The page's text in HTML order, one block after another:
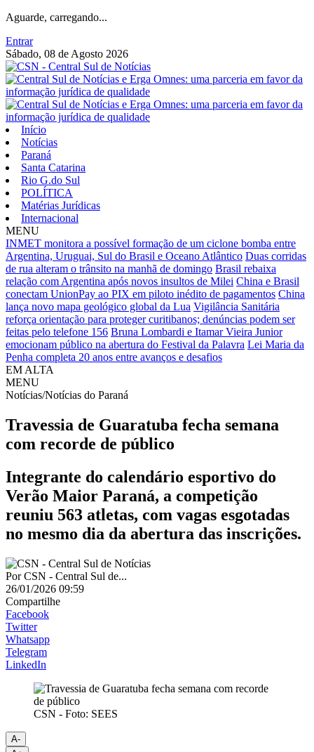
Aguarde, carregando...
Entrar
Sábado, 08 de Agosto 2026
Início
Notícias
Paraná
Santa Catarina
Rio G.do Sul
POLÍTICA
Matérias Jurídicas
Internacional
MENU
INMET monitora a possível formação de um ciclone bomba entre
Argentina, Uruguai, Sul do Brasil e Oceano Atlântico Duas corridas
de rua alteram o trânsito na manhã de domingo Brasil rebaixa
relação com Argentina após novos insultos de Milei China e Brasil
conectam UnionPay ao PIX em piloto inédito de pagamentos China
lança novo mapa geológico global da Lua Vigilância Sanitária
reforça orientação para proteger curitibanos; denúncias podem ser
feitas pelo telefone 156 Bruna Lombardi e Itamar Vieira Junior
emocionam público na abertura do Festival da Palavra Lei Maria da
Penha completa 20 anos entre avanços e desafios
EM ALTA
MENU
Notícias/Notícias do Paraná
Travessia de Guaratuba fecha semana
com recorde de público
Integrante do calendário esportivo do
Verão Maior Paraná, a competição
reuniu 563 atletas, com vagas esgotadas
no mesmo dia da abertura das inscrições.
PorCSN - Central Sul de...
26/01/2026 09:59
Compartilhe
Facebook
Twitter
Whatsapp
Telegram
LinkedIn
CSN - Foto: SEES
A-